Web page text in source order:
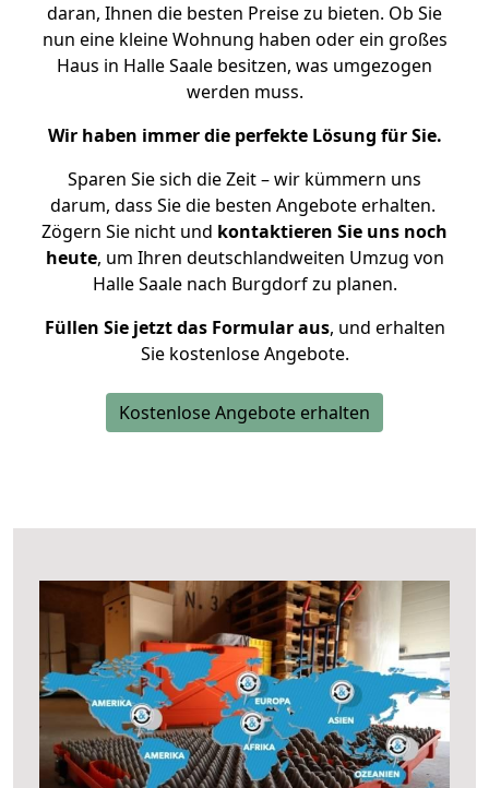
daran, Ihnen die besten Preise zu bieten. Ob Sie
nun eine kleine Wohnung haben oder ein großes
Haus in Halle Saale besitzen, was umgezogen
werden muss.
Wir haben immer die perfekte Lösung für Sie.
Sparen Sie sich die Zeit – wir kümmern uns
darum, dass Sie die besten Angebote erhalten.
Zögern Sie nicht und kontaktieren Sie uns noch
heute, um Ihren deutschlandweiten Umzug von
Halle Saale nach Burgdorf zu planen.
Füllen Sie jetzt das Formular aus, und erhalten
Sie kostenlose Angebote.
Kostenlose Angebote erhalten